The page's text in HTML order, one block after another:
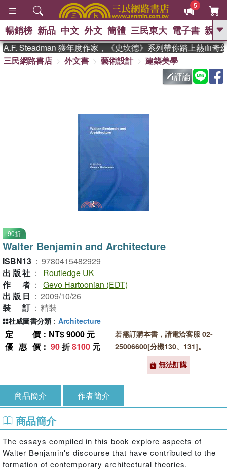
5
GO
熱搜： 東野圭吾 、 高希均教授回憶錄
父親節 、 如果歷
暑期推薦 、 國際布克
偉大的迷走神經
暢銷榜 新品 中文 外文 簡體 三民東大 電子書 親子
Steadman 獲年度作家，《史坎德》系列帶你踏上熱血奇幻
三民網路書店
外文書 藝術設計
建築美學
評論
90折
Walter Benjamin and Architecture
ISBN13 ： 9780415482929
出版社 ：
Routledge UK
作者 ： Gevo Hartoonian (EDT)
出版日 ： 2009/10/26
裝訂 ： 精裝
定價 ：NT$ 9000 元
優惠價 ： 90折8100 元
若需訂購本書，請電洽客服 02-
25006600[分機130、131]。
無法訂購
杜威圖書分類 ： Architecture
商品簡介 作者簡介
商品簡介
The essays compiled in this book explore aspects of
Walter Benjamin's discourse that have contributed to the
formation of contemporary architectural theories.